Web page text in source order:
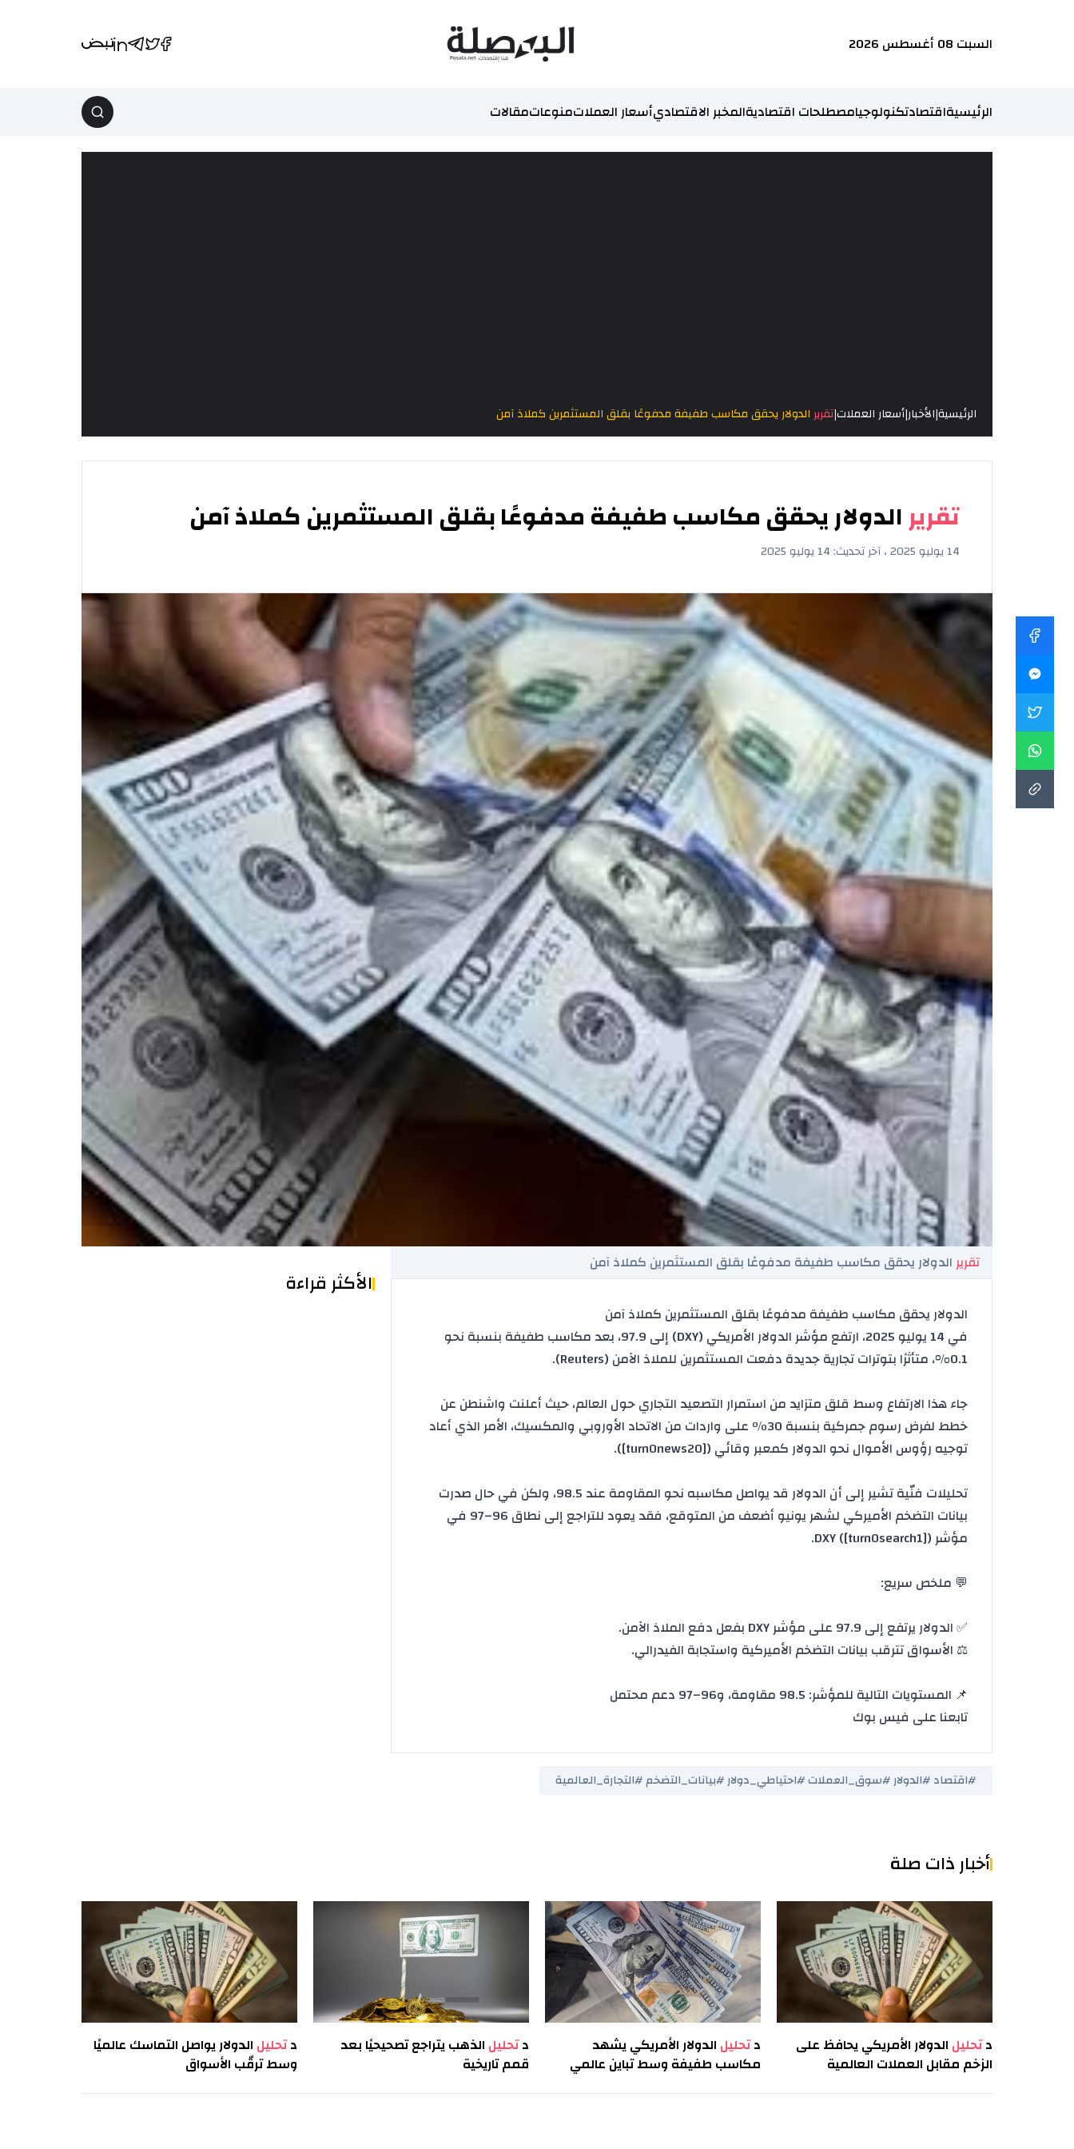
السبت 08 أغسطس 2026
الرئيسيةاقتصادتكنولوجيامصطلحات اقتصاديةالمخبر الاقتصاديأسعار العملاتمنوعاتمقالات
الرئيسية|الأخبار|أسعار العملات|تقريرالدولار يحقق مكاسب طفيفة مدفوعًا بقلق المستثمرين كملاذ آمن
تقريرالدولار يحقق مكاسب طفيفة مدفوعًا بقلق المستثمرين كملاذ آمن
14 يوليو 2025 ، آخر تحديث: 14 يوليو 2025
تقريرالدولار يحقق مكاسب طفيفة مدفوعًا بقلق المستثمرين كملاذ آمن
الدولار يحقق مكاسب طفيفة مدفوعًا بقلق المستثمرين كملاذ آمن
في 14 يوليو 2025، ارتفع مؤشر
الدولار
الأمريكي (DXY) إلى 97.9، بعد مكاسب طفيفة بنسبة نحو
0.1%، متأثرًا بتوترات تجارية جديدة دفعت المستثمرين للملاذ الآمن (Reuters).
جاء هذا الارتفاع وسط قلق متزايد من استمرارالتصعيد التجاري حول العالم، حيث أعلنت واشنطن عن
خطط لفرض رسوم جمركية
بنسبة 30٪ على واردات من الاتحاد الأوروبي والمكسيك، الأمر الذي أعاد
توجيه رؤوس الأموال نحو الدولار كمعبر وقائي ([turn0news20]).
تحليلات فنّية تشير إلى أن الدولار
قد يواصل مكاسبه نحو المقاومة عند 98.5، ولكن في حال صدرت
بيانات التضخم الأميركي لشهر يونيو أضعف من المتوقع، فقد يعود للتراجع إلى نطاق 96–97 في
مؤشر DXY ([turn0search1]).
💬 ملخص سريع:
✅ الدولار يرتفع إلى 97.9 على مؤشر DXY بفعل دفع الملاذ الآمن.
⚖️ الأسواقتترقب بيانات التضخم الأميركية واستجابة الفيدرالي.
📌 المستويات التالية للمؤشر: 98.5 مقاومة، و96–97 دعم محتمل
تابعنا على فيس بوك
#اقتصاد #الدولار #سوق_العملات #احتياطي_دولار #بيانات_التضخم #التجارة_العالمية
الأكثر قراءة
أخبار ذات صلة
دتحليل الدولار الأمريكي يحافظ على
الزخم مقابل العملات العالمية
دتحليل الدولار الأمريكي يشهد
مكاسب طفيفة وسط تباين عالمي
دتحليل الذهب يتراجع تصحيحيًا بعد
قمم تاريخية
دتحليل الدولار يواصل التماسك عالميًا
وسط ترقّب الأسواق